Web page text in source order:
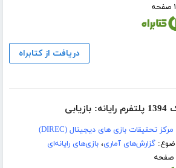
دریافت از کتابراه
مرکز تحقیقات بازی های دیجیتال (DIREC)
گزارش‌های آماری،بازی‌های رایانه‌ای